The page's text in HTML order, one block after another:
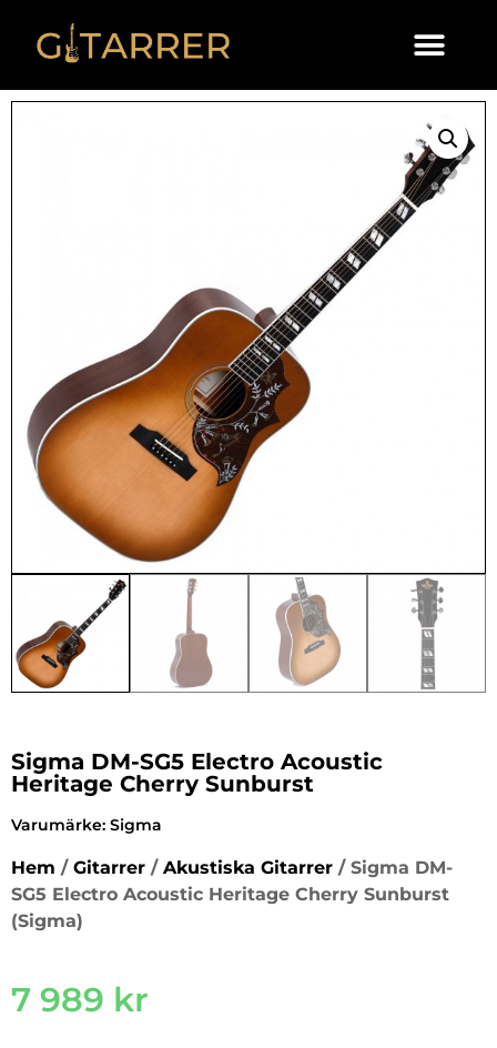
Sigma DM-SG5 Electro Acoustic
Heritage Cherry Sunburst
Varumärke: Sigma
Hem / Gitarrer / Akustiska Gitarrer / Sigma DM-
SG5 Electro Acoustic Heritage Cherry Sunburst
(Sigma)
7 989 kr